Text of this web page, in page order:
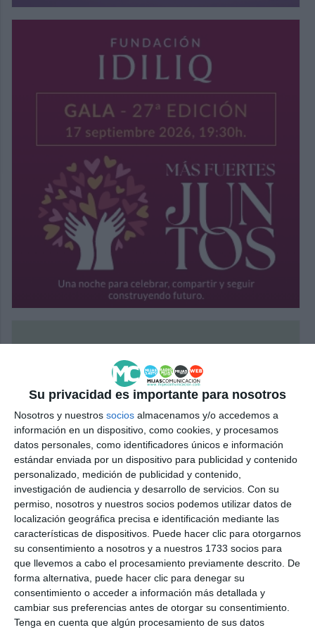
Su privacidad es importante para nosotros
Nosotros y nuestros socios almacenamos y/o accedemos a
información en un dispositivo, como cookies, y procesamos
datos personales, como identificadores únicos e información
estándar enviada por un dispositivo para publicidad y contenido
personalizado, medición de publicidad y contenido,
investigación de audiencia y desarrollo de servicios. Con su
permiso, nosotros y nuestros socios podemos utilizar datos de
localización geográfica precisa e identificación mediante las
características de dispositivos. Puede hacer clic para otorgarnos
su consentimiento a nosotros y a nuestros 1733 socios para
que llevemos a cabo el procesamiento previamente descrito. De
forma alternativa, puede hacer clic para denegar su
consentimiento o acceder a información más detallada y
cambiar sus preferencias antes de otorgar su consentimiento.
Tenga en cuenta que algún procesamiento de sus datos